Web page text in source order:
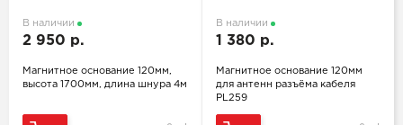
В наличии
2 950 р.
Магнитное основание 120мм,
высота 1700мм, длина шнура 4м
В наличии
1 380 р.
Магнитное основание 120мм
для антенн разъёма кабеля
PL259